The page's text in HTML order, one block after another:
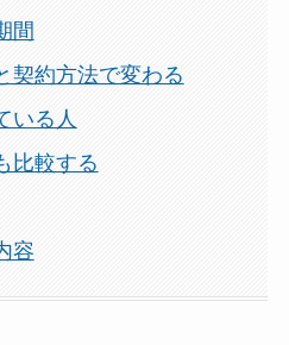
間
契約方法で変わる
いる人
比較する
容